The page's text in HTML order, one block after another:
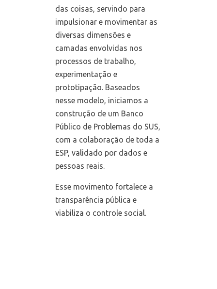
das coisas, servindo para
impulsionar e movimentar as
diversas dimensões e
camadas envolvidas nos
processos de trabalho,
experimentação e
prototipação. Baseados
nesse modelo, iniciamos a
construção de um Banco
Público de Problemas do SUS,
com a colaboração de toda a
ESP, validado por dados e
pessoas reais.
Esse movimento fortalece a
transparência pública e
viabiliza o controle social.